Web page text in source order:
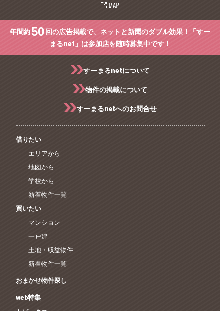
年間約50 回の広告掲載で、ネットと新聞のダブル効果！「すー
まるnet」は参加店を随時募集中です！
すーまるnetについて
物件の掲載について
すーまるnetへのお問合せ
借りたい
｜ エリアから
｜ 地図から
｜ 学校から
｜ 新着物件一覧
買いたい
｜ マンション
｜ 一戸建
｜ 土地・収益物件
｜ 新着物件一覧
おまかせ物件探し
web特集